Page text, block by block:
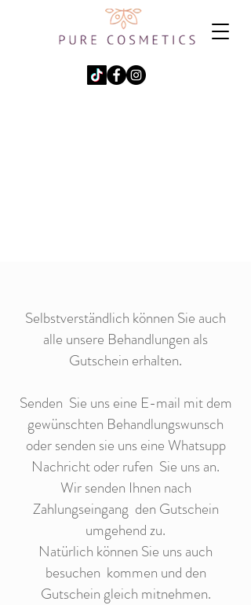
Selbstverständlich können Sie auch
alle unsere Behandlungen als
Gutschein erhalten.
Senden Sie uns eine E-mail mit dem
gewünschten Behandlungswunsch
oder senden sie uns eine Whatsupp
Nachricht oder rufen Sie uns an.
Wir senden Ihnen nach
Zahlungseingang den Gutschein
umgehend zu.
Natürlich können Sie uns auch
besuchen kommen und den
Gutschein gleich mitnehmen.